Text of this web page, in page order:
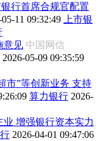
行首席合规官配置
05-11 09:32:49
上市银
意见 中国网信
2026-05-09 09:35:59
市”等创新业务 支持
算力银行 2026-
增强银行资本实力
2026-04-01 09:47:06